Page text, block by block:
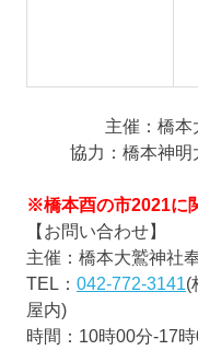
主催：橋本
協力：橋本神明
※橋本酉の市2021に
【お問い合わせ】
主催：橋本大鷲神社
TEL： 042-772-3141(
屋内)
時間：10時00分-17